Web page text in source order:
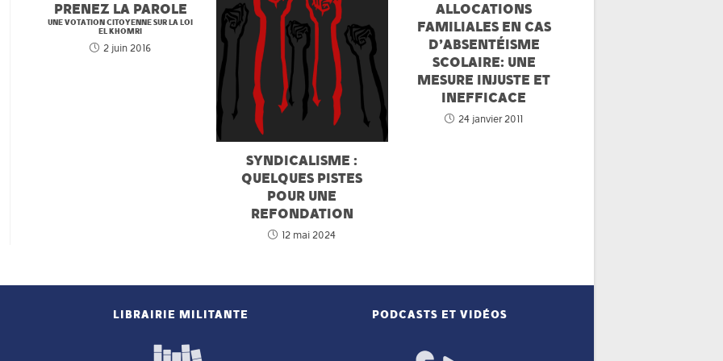
PRENEZ LA PAROLE
UNE VOTATION CITOYENNE SUR LA LOI
EL KHOMRI
2 juin 2016
SYNDICALISME :
QUELQUES PISTES
POUR UNE
REFONDATION
12 mai 2024
ALLOCATIONS
FAMILIALES EN CAS
D’ABSENTÉISME
SCOLAIRE: UNE
MESURE INJUSTE ET
INEFFICACE
24 janvier 2011
LIBRAIRIE MILITANTE PODCASTS ET VIDÉOS